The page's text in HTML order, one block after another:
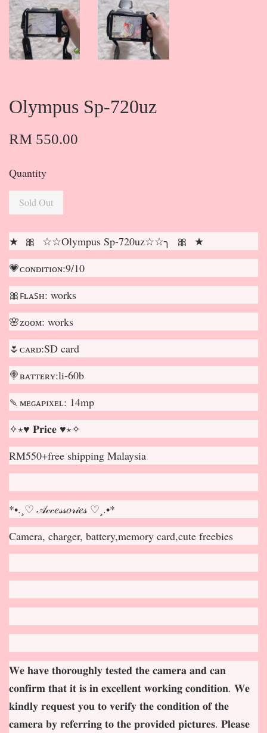
Olympus Sp-720uz
RM 550.00
Quantity
Sold Out
★ 🎀 ☆☆Olympus Sp-720uz☆☆╮ 🎀 ★
💗ᴄᴏɴᴅɪᴛɪᴏɴ:9/10
🎀ꜰʟᴀꜱʜ: works
🌸ᴢᴏᴏᴍ: works
🌷ᴄᴀʀᴅ:SD card
🍭ʙᴀᴛᴛᴇʀʏ:li-60b
🍡ᴍᴇɢᴀᴘɪxᴇʟ: 14mp
✧⋆♥ 𝐏𝐫𝐢𝐜𝐞 ♥⋆✧
RM550+free shipping Malaysia
*•.¸♡ 𝒜𝒸𝒸𝑒𝓈𝓈𝑜𝓇𝒾𝑒𝓈 ♡¸.•*
Camera, charger, battery,memory card,cute freebies
𝐖𝐞 𝐡𝐚𝐯𝐞 𝐭𝐡𝐨𝐫𝐨𝐮𝐠𝐡𝐥𝐲 𝐭𝐞𝐬𝐭𝐞𝐝 𝐭𝐡𝐞 𝐜𝐚𝐦𝐞𝐫𝐚 𝐚𝐧𝐝 𝐜𝐚𝐧
𝐜𝐨𝐧𝐟𝐢𝐫𝐦 𝐭𝐡𝐚𝐭 𝐢𝐭 𝐢𝐬 𝐢𝐧 𝐞𝐱𝐜𝐞𝐥𝐥𝐞𝐧𝐭 𝐰𝐨𝐫𝐤𝐢𝐧𝐠 𝐜𝐨𝐧𝐝𝐢𝐭𝐢𝐨𝐧. 𝐖𝐞
𝐤𝐢𝐧𝐝𝐥𝐲 𝐫𝐞𝐪𝐮𝐞𝐬𝐭 𝐲𝐨𝐮 𝐭𝐨 𝐯𝐞𝐫𝐢𝐟𝐲 𝐭𝐡𝐞 𝐜𝐨𝐧𝐝𝐢𝐭𝐢𝐨𝐧 𝐨𝐟 𝐭𝐡𝐞
𝐜𝐚𝐦𝐞𝐫𝐚 𝐛𝐲 𝐫𝐞𝐟𝐞𝐫𝐫𝐢𝐧𝐠 𝐭𝐨 𝐭𝐡𝐞 𝐩𝐫𝐨𝐯𝐢𝐝𝐞𝐝 𝐩𝐢𝐜𝐭𝐮𝐫𝐞𝐬. 𝐏𝐥𝐞𝐚𝐬𝐞